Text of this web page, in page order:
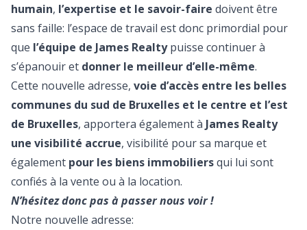
humain, l’expertise et le savoir-faire doivent être
sans faille: l’espace de travail est donc primordial pour
que l’équipe de James Realtypuisse continuer à
s’épanouir et donner le meilleur d’elle-même.
Cette nouvelle adresse, voie d’accès entre les belles
communes du sud de Bruxelles et le centre et l’est
de Bruxelles, apportera également à James Realty
une visibilité accrue, visibilité pour sa marque et
également pour les biens immobiliersqui lui sont
confiés à la vente ou à la location.
N’hésitez donc pas à passer nous voir !
Notre nouvelle adresse: